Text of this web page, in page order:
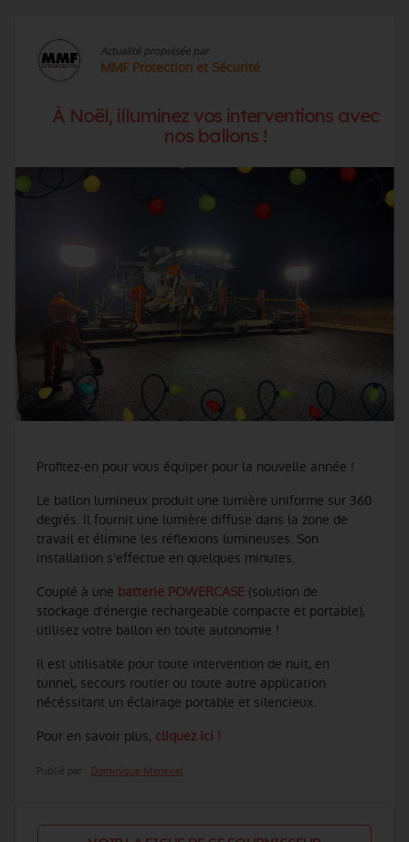
Actualité propulsée par
MMF Protection et Sécurité
À Noël, illuminez vos interventions avec
nos ballons !
Profitez-en pour vous équiper pour la nouvelle année !
Le ballon lumineux produit une lumière uniforme sur 360
degrés. Il fournit une lumière diffuse dans la zone de
travail et élimine les réflexions lumineuses. Son
installation s'effectue en quelques minutes.
Couplé à une batterie POWERCASE (solution de
stockage d'énergie rechargeable compacte et portable),
utilisez votre ballon en toute autonomie !
Il est utilisable pour toute intervention de nuit, en
tunnel, secours routier ou toute autre application
nécéssitant un éclairage portable et silencieux.
Pour en savoir plus, cliquez ici !
Publié par : Dominique Maneval